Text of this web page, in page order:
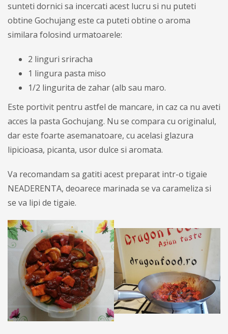
sunteti dornici sa incercati acest lucru si nu puteti
obtine Gochujang este ca puteti obtine o aroma
similara folosind urmatoarele:
2 linguri sriracha
1 lingura pasta miso
1/2 lingurita de zahar (alb sau maro.
Este portivit pentru astfel de mancare, in caz ca nu aveti
acces la pasta Gochujang. Nu se compara cu originalul,
dar este foarte asemanatoare, cu acelasi glazura
lipicioasa, picanta, usor dulce si aromata.
Va recomandam sa gatiti acest preparat intr-o tigaie
NEADERENTA, deoarece marinada se va carameliza si
se va lipi de tigaie.